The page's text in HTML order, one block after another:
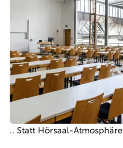
.. Statt Hörsaal-Atmosphäre